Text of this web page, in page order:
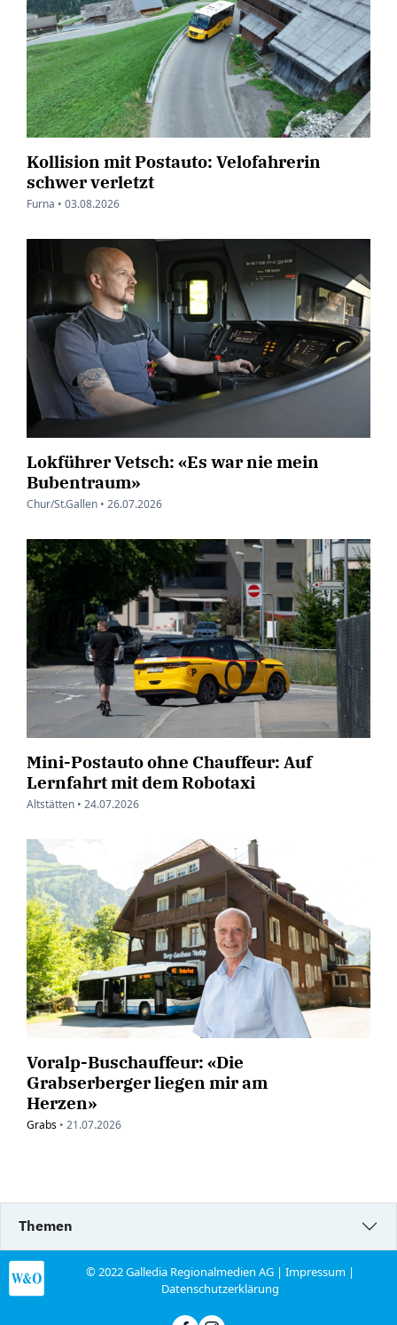
Kollision mit Postauto: Velofahrerin
schwer verletzt
Furna • 03.08.2026
Lokführer Vetsch: «Es war nie mein
Bubentraum»
Chur/St.Gallen • 26.07.2026
Mini-Postauto ohne Chauffeur: Auf
Lernfahrt mit dem Robotaxi
Altstätten • 24.07.2026
Voralp-Buschauffeur: «Die
Grabserberger liegen mir am
Herzen»
Grabs • 21.07.2026
Themen
© 2022 Galledia Regionalmedien AG |Impressum |
Datenschutzerklärung